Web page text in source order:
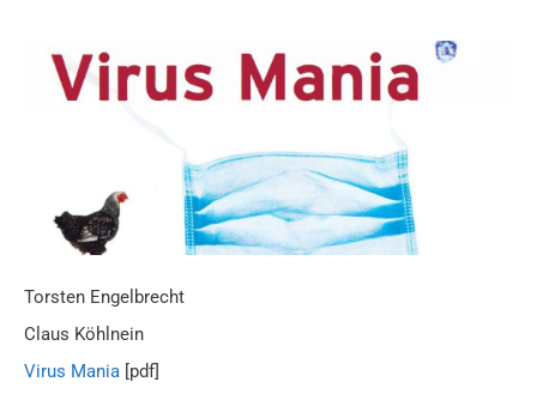
Torsten Engelbrecht
Claus Köhlnein
Virus Mania [pdf]